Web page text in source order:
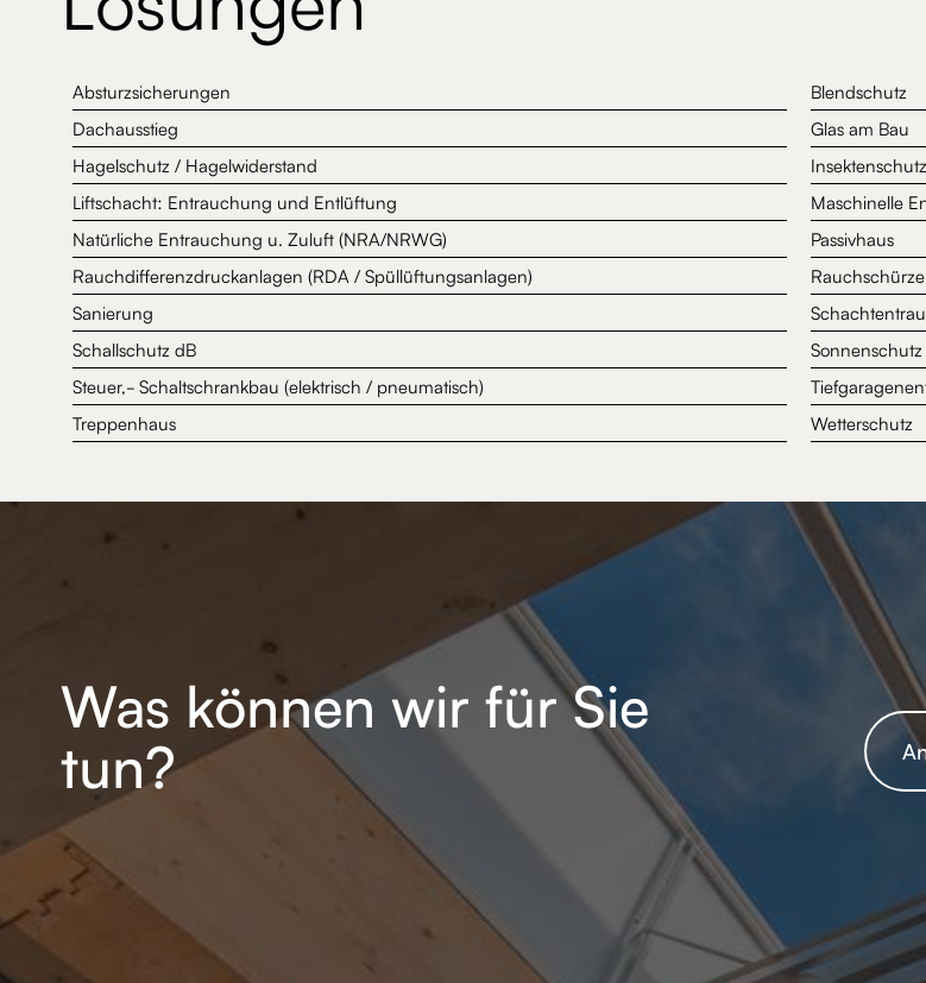
Absturzsicherungen
Blendschutz
Dachausstieg
Glas am Bau
Hagelschutz / Hagelwiderstand
Insektenschutz
Liftschacht: Entrauchung und Entlüftung
Maschinelle
Natürliche Entrauchung u. Zuluft (NRA/NRWG)
Passivhaus
Rauchdifferenzdruckanlagen (RDA / Spüllüftungsanlagen)
Sanierung
Schallschutz dB
Sonnenschutz
Steuer,- Schaltschrankbau (elektrisch / pneumatisch)
Treppenhaus
Wetterschutz
Was können wir für Sie
tun?